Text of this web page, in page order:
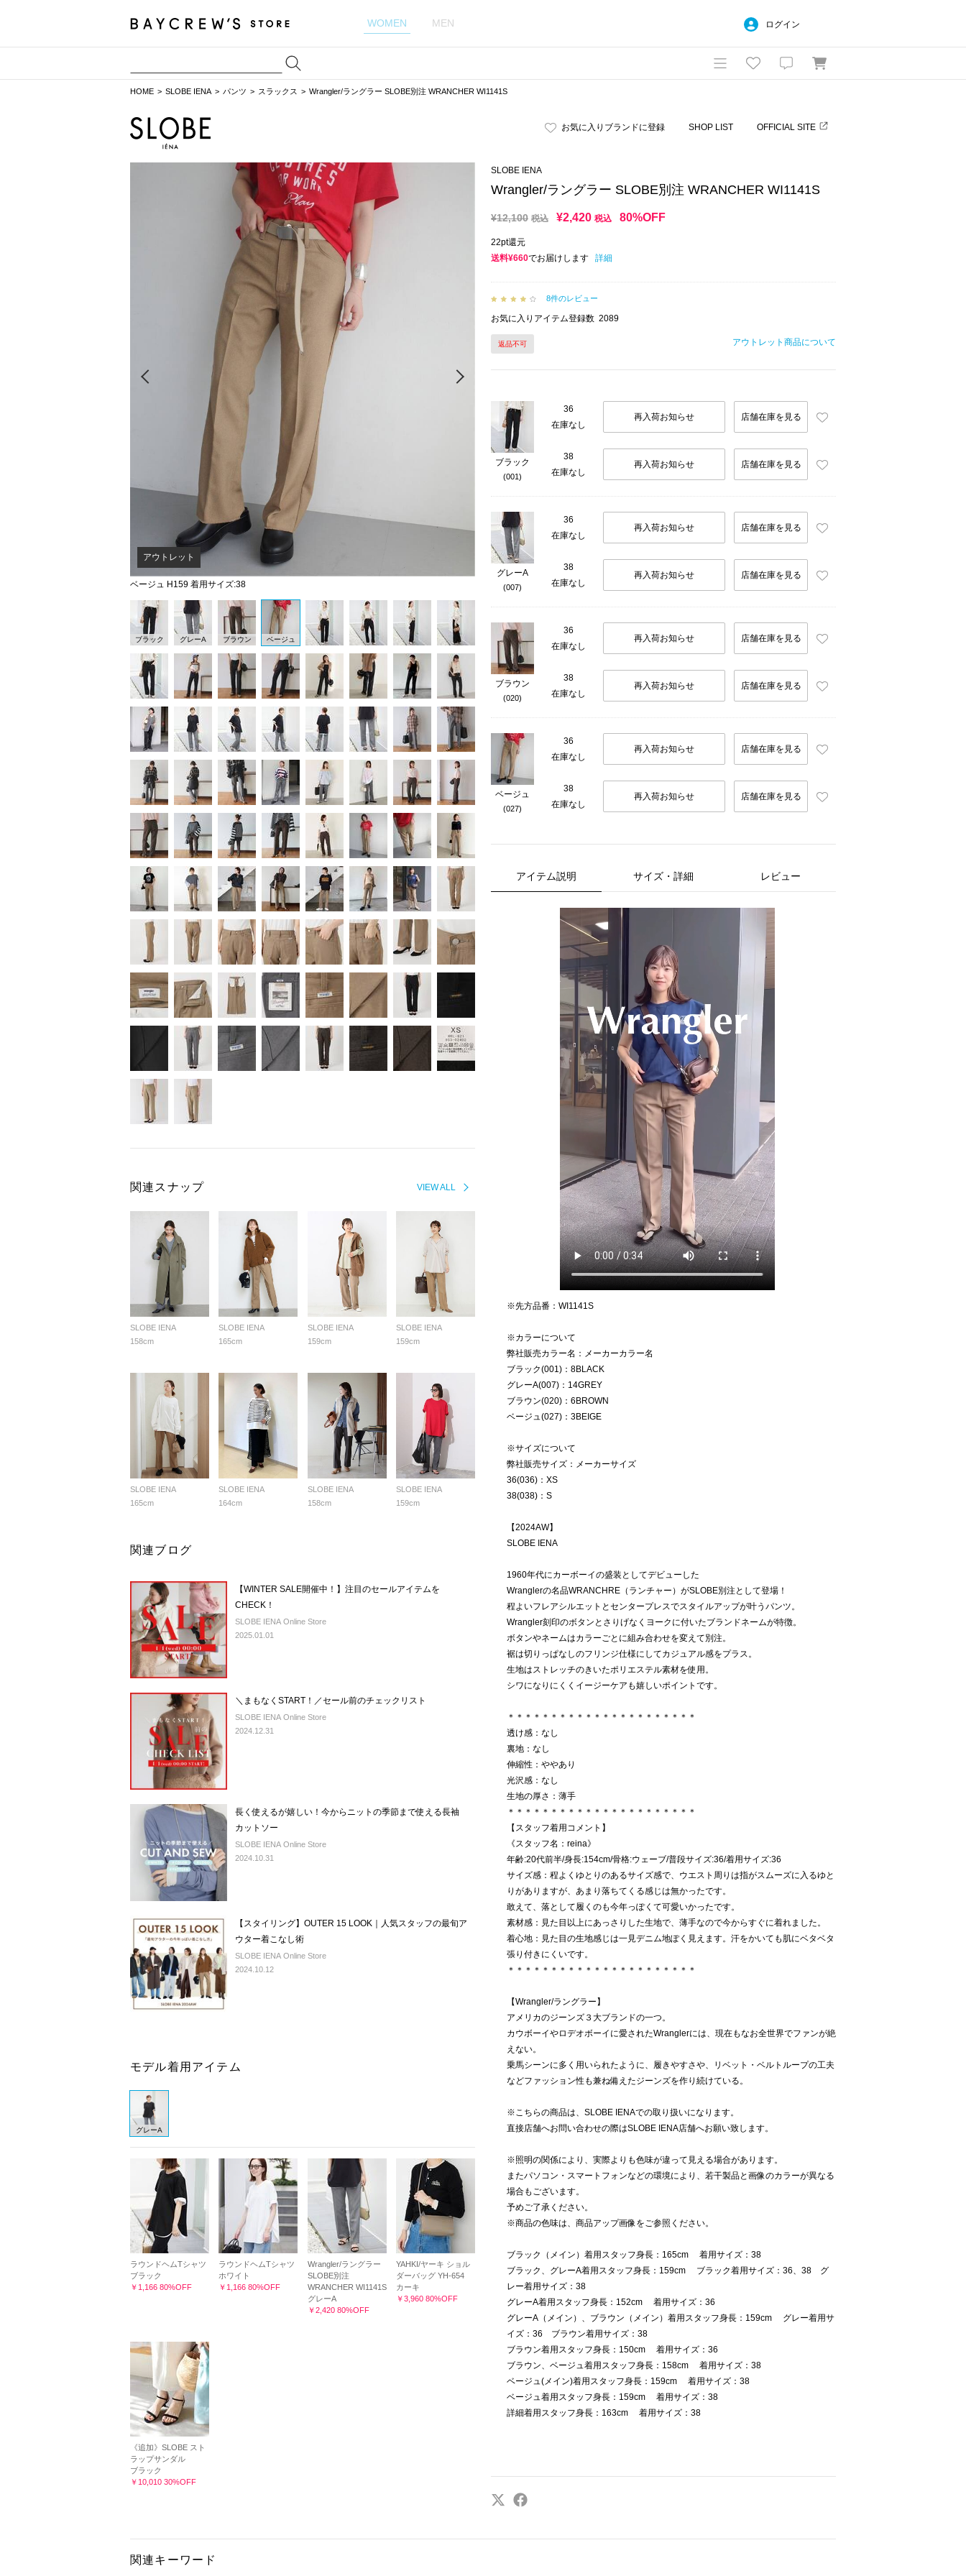
WOMEN MEN ログイン
HOME SLOBE IENA パンツ スラックス Wrangler/ラングラー SLOBE別注 WRANCHER WI1141S
お気に入りブランドに登録 SHOP LIST OFFICIAL SITE
ベージュ H159 着用サイズ:38
Next
アウトレット
ブラック グレーA ブラウン ベージュ
VIEW ALL
関連スナップ
SLOBE IENA
158cm
SLOBE IENA
165cm
SLOBE IENA
159cm
SLOBE IENA
159cm
SLOBE IENA
165cm
SLOBE IENA
164cm
SLOBE IENA
158cm
SLOBE IENA
159cm
関連ブログ
【WINTER SALE開催中！】注目のセールアイテムを
CHECK！
SLOBE IENA Online Store
2025.01.01
＼まもなくSTART！／セール前のチェックリスト
SLOBE IENA Online Store
2024.12.31
長く使えるが嬉しい！今からニットの季節まで使える長袖
カットソー
SLOBE IENA Online Store
2024.10.31
【スタイリング】OUTER 15 LOOK｜人気スタッフの最旬ア
ウター着こなし術
SLOBE IENA Online Store
2024.10.12
モデル着用アイテム
グレーA
ラウンドヘムTシャツ
ブラック
￥1,166 80%OFF
ラウンドヘムTシャツ
ホワイト
￥1,166 80%OFF
Wrangler/ラングラー
SLOBE別注
WRANCHER WI1141S
グレーA
￥2,420 80%OFF
YAHKI/ヤーキ ショル
ダーバッグ YH-654
カーキ
￥3,960 80%OFF
《追加》SLOBE スト
ラップサンダル
ブラック
￥10,010 30%OFF
SLOBE IENA
Wrangler/ラングラー SLOBE別注 WRANCHER WI1141S
¥12,100 税込 ¥2,420 税込 80%OFF
22pt還元
送料¥660でお届けします 詳細
8件のレビュー
お気に入りアイテム登録数 2089
返品不可 アウトレット商品について
ブラック
(001)
36
在庫なし
再入荷お知らせ 店舗在庫を見る
38
在庫なし
再入荷お知らせ 店舗在庫を見る
グレーA
(007)
36
在庫なし
再入荷お知らせ 店舗在庫を見る
38
在庫なし
再入荷お知らせ 店舗在庫を見る
ブラウン
(020)
36
在庫なし
再入荷お知らせ 店舗在庫を見る
38
在庫なし
再入荷お知らせ 店舗在庫を見る
ベージュ
(027)
36
在庫なし
再入荷お知らせ 店舗在庫を見る
38
在庫なし
再入荷お知らせ 店舗在庫を見る
アイテム説明 サイズ・詳細 レビュー
※先方品番：WI1141S
※カラーについて
弊社販売カラー名：メーカーカラー名
ブラック(001)：8BLACK
グレーA(007)：14GREY
ブラウン(020)：6BROWN
ベージュ(027)：3BEIGE
※サイズについて
弊社販売サイズ：メーカーサイズ
36(036)：XS
38(038)：S
【2024AW】
SLOBE IENA
1960年代にカーボーイの盛装としてデビューした
Wranglerの名品WRANCHRE（ランチャー）がSLOBE別注として登場！
程よいフレアシルエットとセンタープレスでスタイルアップが叶うパンツ。
Wrangler刻印のボタンとさりげなくヨークに付いたブランドネームが特徴。
ボタンやネームはカラーごとに組み合わせを変えて別注。
裾は切りっぱなしのフリンジ仕様にしてカジュアル感をプラス。
生地はストレッチのきいたポリエステル素材を使用。
シワになりにくくイージーケアも嬉しいポイントです。
＊＊＊＊＊＊＊＊＊＊＊＊＊＊＊＊＊＊＊＊＊＊
透け感：なし
裏地：なし
伸縮性：ややあり
光沢感：なし
生地の厚さ：薄手
＊＊＊＊＊＊＊＊＊＊＊＊＊＊＊＊＊＊＊＊＊＊
【スタッフ着用コメント】
《スタッフ名：reina》
年齢:20代前半/身長:154cm/骨格:ウェーブ/普段サイズ:36/着用サイズ:36
サイズ感：程よくゆとりのあるサイズ感で、ウエスト周りは指がスムーズに入るゆと
りがありますが、あまり落ちてくる感じは無かったです。
敢えて、落として履くのも今年っぽくて可愛いかったです。
素材感：見た目以上にあっさりした生地で、薄手なので今からすぐに着れました。
着心地：見た目の生地感じは一見デニム地ぽく見えます。汗をかいても肌にベタベタ
張り付きにくいです。
＊＊＊＊＊＊＊＊＊＊＊＊＊＊＊＊＊＊＊＊＊＊
【Wrangler/ラングラー】
アメリカのジーンズ３大ブランドの一つ。
カウボーイやロデオボーイに愛されたWranglerには、現在もなお全世界でファンが絶
えない。
乗馬シーンに多く用いられたように、履きやすさや、リベット・ベルトループの工夫
などファッション性も兼ね備えたジーンズを作り続けている。
※こちらの商品は、SLOBE IENAでの取り扱いになります。
直接店舗へお問い合わせの際はSLOBE IENA店舗へお願い致します。
※照明の関係により、実際よりも色味が違って見える場合があります。
またパソコン・スマートフォンなどの環境により、若干製品と画像のカラーが異なる
場合もございます。
予めご了承ください。
※商品の色味は、商品アップ画像をご参照ください。
ブラック（メイン）着用スタッフ身長：165cm 着用サイズ：38
ブラック、グレーA着用スタッフ身長：159cm ブラック着用サイズ：36、38 グ
レー着用サイズ：38
グレーA着用スタッフ身長：152cm 着用サイズ：36
グレーA（メイン）、ブラウン（メイン）着用スタッフ身長：159cm グレー着用サ
イズ：36 ブラウン着用サイズ：38
ブラウン着用スタッフ身長：150cm 着用サイズ：36
ブラウン、ベージュ着用スタッフ身長：158cm 着用サイズ：38
ベージュ(メイン)着用スタッフ身長：159cm 着用サイズ：38
ベージュ着用スタッフ身長：159cm 着用サイズ：38
詳細着用スタッフ身長：163cm 着用サイズ：38
関連キーワード